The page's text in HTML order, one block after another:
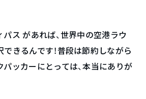
ス があれば、世界中の空港ラウ
きるんです！普段は節約しながら
ッカーにとっては、本当にありが